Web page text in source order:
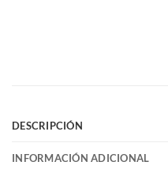
DESCRIPCIÓN
INFORMACIÓN ADICIONAL